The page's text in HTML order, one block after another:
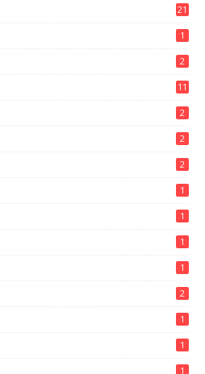
21
1
2
11
2
2
2
1
1
1
1
2
1
1
1